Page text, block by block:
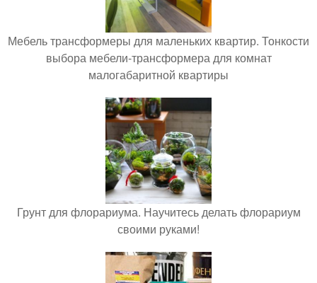
Мебель трансформеры для маленьких квартир. Тонкости
выбора мебели-трансформера для комнат
малогабаритной квартиры
Грунт для флорариума. Научитесь делать флорариум
своими руками!